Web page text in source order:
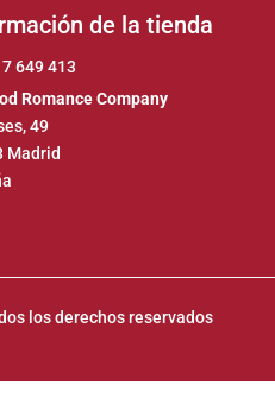
de la tienda
649 413
Romance Company
49
Madrid
los derechos reservados